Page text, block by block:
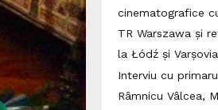
cinematografice
TR Warszawa și
la Łódź și Varșovia
Interviu cu
Râmnicu Vâlcea,